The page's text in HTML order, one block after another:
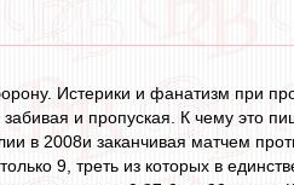
Истерики и фанатизм при
и пропуская. К чему это
в 2008и заканчивая матчем
9, треть из которых в